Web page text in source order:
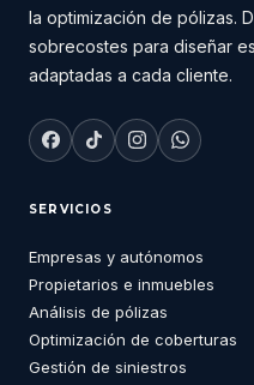
la optimización de pólizas.
sobrecostes para diseñar
adaptadas a cada cliente.
SERVICIOS
Empresas y autónomos
Propietarios e inmuebles
Análisis de pólizas
Optimización de coberturas
Gestión de siniestros